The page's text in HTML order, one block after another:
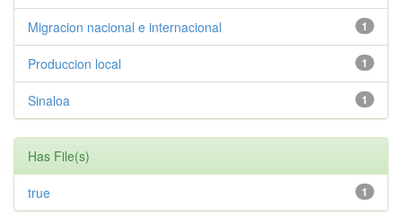
1
Migracion nacional e internacional
1
Produccion local
1
Sinaloa
Has File(s)
1
true